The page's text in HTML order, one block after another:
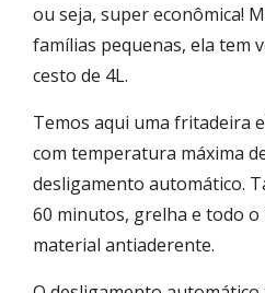
ou seja, super econômica!
famílias pequenas, ela tem
cesto de 4L.
Temos aqui uma fritadeira
com temperatura máxima
desligamento automático.
60 minutos, grelha e todo
material antiaderente.